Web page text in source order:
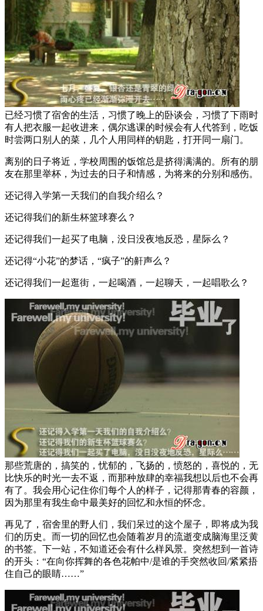
已经习惯了宿舍的生活，习惯了晚上的卧谈会，习惯了下雨时
有人把衣服一起收进来，偶尔逃课的时候会有人代答到，吃饭
时尝两口别人的菜，几个人用同样的钥匙，打开同一扇门。
离别的日子将近，学校周围的饭馆总是挤得满满的。所有的朋
友在那里举杯，为过去的日子和情感，为将来的分别和感伤。
还记得入学第一天我们的自我介绍么？
还记得我们的新生杯篮球赛么？
还记得我们一起买了电脑，没日没夜地反恐，星际么？
还记得“小花”的梦话，“疯子”的鼾声么？
还记得我们一起逛街，一起喝酒，一起聊天，一起唱歌么？
那些荒唐的，搞笑的，忧郁的，飞扬的，愤怒的，喜悦的，无
比快乐的时光一去不返，而那种放肆的幸福我想以后也不会再
有了。我会用心记住你们每个人的样子，记得那青春的容颜，
因为那里有我生命中最美好的回忆和永恒的怀念。
再见了，宿舍里的野人们，我们呆过的这个屋子，即将成为我
们的历史。而一切的回忆也会随着岁月的流逝变成脑海里泛黄
的书签。下一站，不知道还会有什么样风景。突然想到一首诗
的开头：“在向你挥舞的各色花帕中/是谁的手突然收回/紧紧捂
住自己的眼睛……”